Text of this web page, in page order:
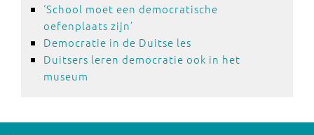
‘School moet een democratische
oefenplaats zijn’
Democratie in de Duitse les
Duitsers leren democratie ook in het
museum